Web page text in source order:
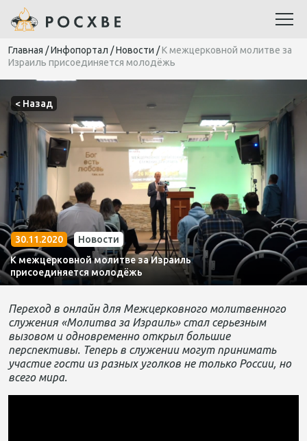
Главная /Инфопортал /Новости /К межцерковной молитве за
Израиль присоединяется молодёжь
< Назад
30.11.2020
Новости
К межцерковной молитве за Израиль
присоединяется молодёжь
Переход в онлайн для Межцерковного молитвенного
служения «Молитва за Израиль» стал серьезным
вызовом и одновременно открыл большие
перспективы. Теперь в служении могут принимать
участие гости из разных уголков не только России, но
всего мира.